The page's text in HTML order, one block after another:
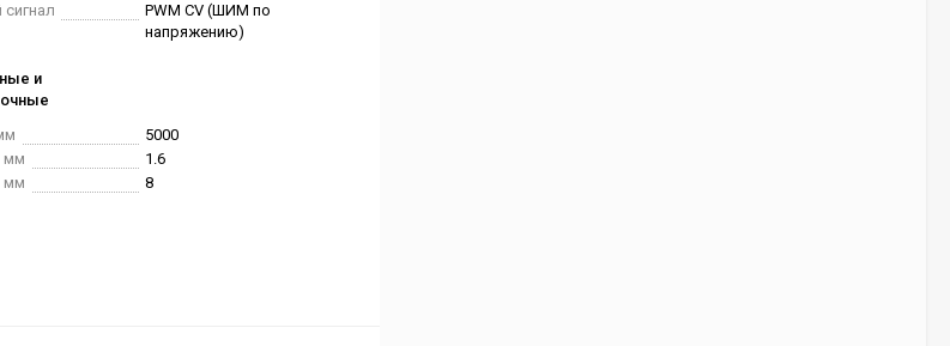
сигнал
PWM СV (ШИМ по
напряжению)
и
5000
мм
1.6
мм
8